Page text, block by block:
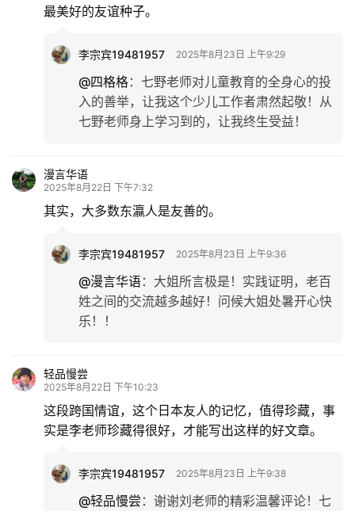
最美好的友谊种子。
李宗宾19481957 2025年8月23日 上午9:29
@四格格： 七野老师对儿童教育的全身心的投
入的善举，让我这个少儿工作者肃然起敬！从
七野老师身上学习到的，让我终生受益！
漫言华语
2025年8月22日 下午7:32
其实，大多数东瀛人是友善的。
李宗宾19481957 2025年8月23日 上午9:36
@漫言华语： 大姐所言极是！实践证明，老百
姓之间的交流越多越好！问候大姐处暑开心快
乐！！
轻品慢尝
2025年8月22日 下午10:23
这段跨国情谊，这个日本友人的记忆，值得珍藏，事
实是李老师珍藏得很好，才能写出这样的好文章。
李宗宾19481957 2025年8月23日 上午9:38
@轻品慢尝 ： 谢谢刘老师的精彩温馨评论！七